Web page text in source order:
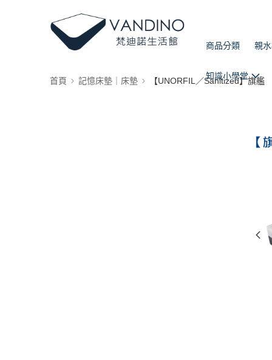
商品分類 親
知識小學堂
首頁 記憶床墊｜床墊 【UNORFIL／Sanitized】旗艦